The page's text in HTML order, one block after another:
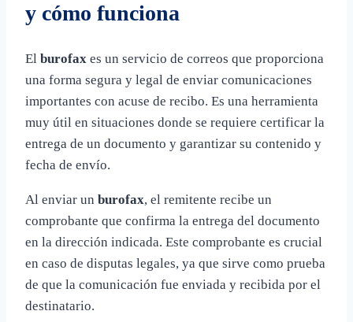
y cómo funciona
El burofax es un servicio de correos que proporciona
una forma segura y legal de enviar comunicaciones
importantes con acuse de recibo. Es una herramienta
muy útil en situaciones donde se requiere certificar la
entrega de un documento y garantizar su contenido y
fecha de envío.
Al enviar un burofax, el remitente recibe un
comprobante que confirma la entrega del documento
en la dirección indicada. Este comprobante es crucial
en caso de disputas legales, ya que sirve como prueba
de que la comunicación fue enviada y recibida por el
destinatario.